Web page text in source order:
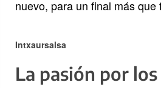
nuevo, para un final más que
Intxaursalsa
La pasión por